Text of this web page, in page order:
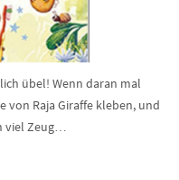
übel! Wenn daran mal
von Raja Giraffe kleben, und
viel Zeug…